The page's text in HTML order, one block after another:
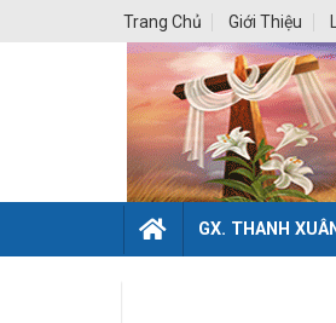
Trang Chủ Giới Thiệu
GX. THANH XUÂN